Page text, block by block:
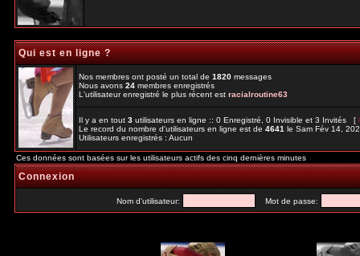
Qui est en ligne ?
Nos membres ont posté un total de1820messages
Nous avons24membres enregistrés
L'utilisateur enregistré le plus récent estracialroutine63
Il y a en tout3utilisateurs en ligne :: 0 Enregistré, 0 Invisible et 3 Invités [
Le record du nombre d'utilisateurs en ligne est de4641le Sam Fév 14,
Utilisateurs enregistrés : Aucun
Ces données sont basées sur les utilisateurs actifs des cinq dernières minutes
Connexion
Nom d'utilisateur: Mot de passe: